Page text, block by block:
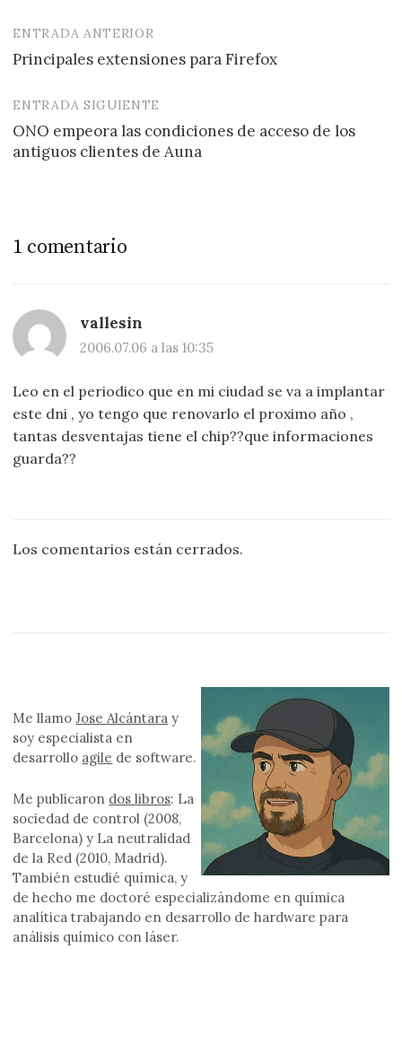
Navegación
de
entradas
ENTRADA ANTERIOR
Principales extensiones para Firefox
ENTRADA SIGUIENTE
ONO empeora las condiciones de acceso de los
antiguos clientes de Auna
1 comentario
vallesin
2006.07.06 a las 10:35
Leo en el periodico que en mi ciudad se va a implantar
este dni , yo tengo que renovarlo el proximo año ,
tantas desventajas tiene el chip??que informaciones
guarda??
Los comentarios están cerrados.
Me llamoJose Alcántara y
soy especialista en
desarrollo agile de software.
Me publicaron dos libros: La
sociedad de control (2008,
Barcelona) y La neutralidad
de la Red (2010, Madrid).
También estudié química, y
de hecho me doctoré especializándome en química
analítica trabajando en desarrollo de hardware para
análisis químico con láser.